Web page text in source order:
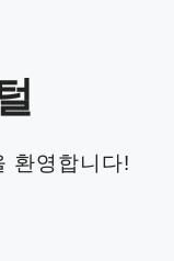
환영합니다!